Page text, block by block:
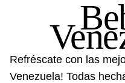
Refréscate con las
Venezuela! Todas